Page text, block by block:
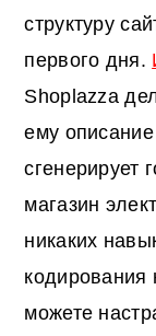
структуру
первого дня.
Shoplazza
ему
сгенерирует
магазин
никаких
кодирования
можете